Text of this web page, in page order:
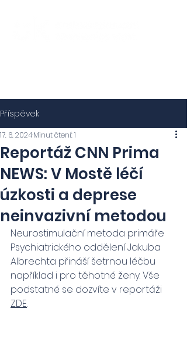
Příspěvek
Reportáž CNN Prima
NEWS: V Mostě léčí
úzkosti a deprese
neinvazivní metodou
17. 6. 2024Minut čtení: 1
Neurostimulační metoda primáře
Psychiatrického oddělení Jakuba
Albrechta přináší šetrnou léčbu
například i pro těhotné ženy. Vše
podstatné se dozvíte v reportáži
ZDE.